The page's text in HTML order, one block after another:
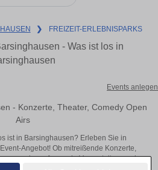
❯ FREIZEIT-ERLEBNISPARKS
- Was ist los in
Events anlegen
- Konzerte, Theater, Comedy Open
Airs
ist in Barsinghausen? Erleben Sie in
Angebot! Ob mitreißende Konzerte,
oder aufregende Veranstaltungen in